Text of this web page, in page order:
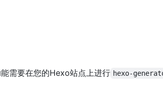
需要在您的Hexo站点上进行 hexo-